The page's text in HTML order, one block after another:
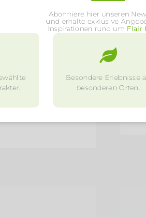
Nachhaltigkeit
Themen
Abonniere hier unseren
und erhalte exklusive
Inspirationen rund um Flair
Besondere Erlebnisse
besonderen Orten.